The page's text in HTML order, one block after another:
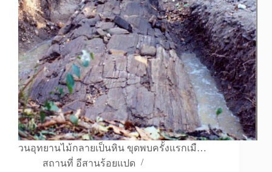
วนอุทยานไม้กลายเป็นหิน ขุดพบครั้งแรกเมื…
สถานที่ อีสานร้อยแปด